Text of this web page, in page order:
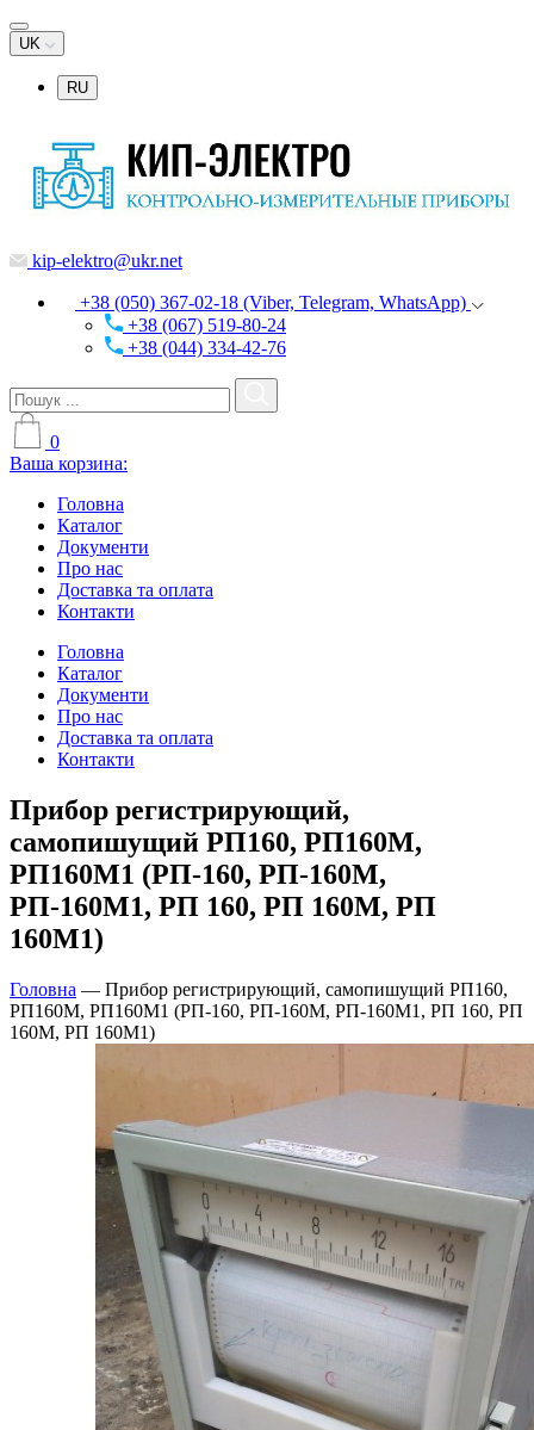
UK
RU
kip-elektro@ukr.net
+38 (050) 367-02-18 (Viber, Telegram, WhatsApp)
+38 (067) 519-80-24
+38 (044) 334-42-76
0
Ваша корзина:
Головна
Каталог
Документи
Про нас
Доставка та оплата
Контакти
Головна
Каталог
Документи
Про нас
Доставка та оплата
Контакти
Прибор регистрирующий,
самопишущий РП160, РП160М,
РП160М1 (РП-160, РП-160М,
РП-160М1, РП 160, РП 160М, РП
160М1)
Головна — Прибор регистрирующий, самопишущий РП160,
РП160М, РП160М1 (РП-160, РП-160М, РП-160М1, РП 160, РП
160М, РП 160М1)